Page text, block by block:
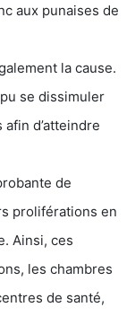
aux punaises de
la cause.
se dissimuler
d’atteindre
de
proliférations en
Ainsi, ces
les chambres
de santé,